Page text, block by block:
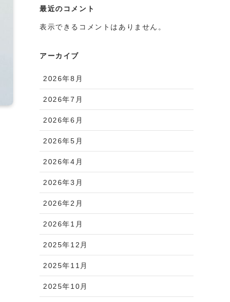
最近のコメント
表示できるコメントはありません。
アーカイブ
2026年8月
2026年7月
2026年6月
2026年5月
2026年4月
2026年3月
2026年2月
2026年1月
2025年12月
2025年11月
2025年10月